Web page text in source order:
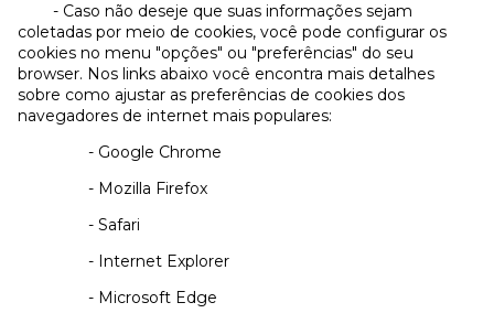
- Caso não deseje que suas informações sejam
coletadas por meio de cookies, você pode configurar os
cookies no menu "opções" ou "preferências" do seu
browser. Nos links abaixo você encontra mais detalhes
sobre como ajustar as preferências de cookies dos
navegadores de internet mais populares:
- Google Chrome
- Mozilla Firefox
- Safari
- Internet Explorer
- Microsoft Edge